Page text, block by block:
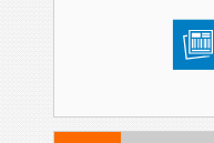
VDA 4992